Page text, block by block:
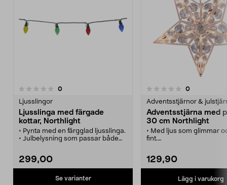
0recensioner
Ljusslingor
Ljusslinga med färgade
kottar, Northlight
• Pynta med en färgglad ljusslinga.
• Julbelysning som passar både
en krans etc.
• 60 LED-belysta kottar - slingans
längd 8,8 m.
299,00
Se varianter
0.0 av 5 stjärnor 0recensioner
Adventsstjärnor &
Adventsstjärna med
30 cm Northlight
• Med ljus som glimmar
fint.
akryl.
• Julbelysning för
• Diameter: 30 cm.
129,90
Lägg i varukorg
0.0 av 5 stjärnor